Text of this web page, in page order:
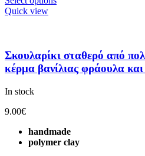
Quick view
Σκουλαρίκι σταθερό από
κέρμα βανίλιας φράουλα
In stock
9.00€
handmade
polymer clay